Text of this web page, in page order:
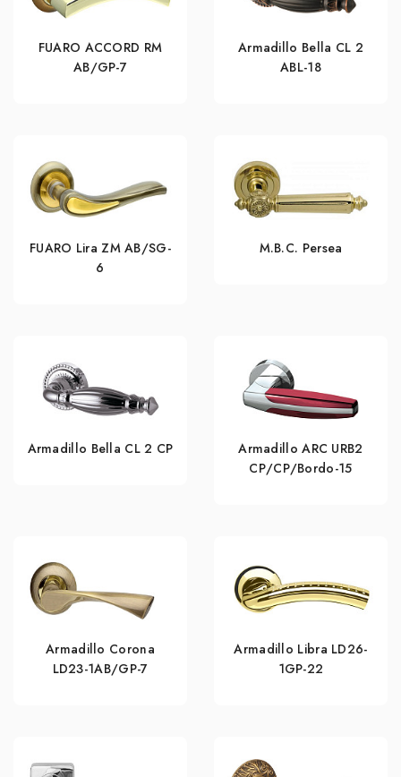
FUARO ACCORD RM
AB/GP-7
Armadillo Bella CL 2
ABL-18
FUARO Lira ZM AB/SG-
6
M.B.C. Persea
Armadillo Bella CL 2 СP
Armadillo ARC URB2
СР/СР/Bordo-15
Armadillo Corona
LD23-1AB/GP-7
Armadillo Libra LD26-
1GP-22